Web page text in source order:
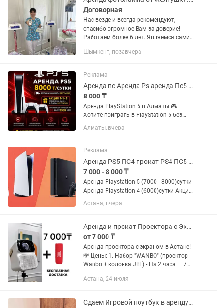
Договорная
Нас везде и всегда рекомендуют,
спасибо огромное Вам за доверие!
Работаем более 6 лет. Являемся сами
образованием! Аренда Кювез люлька
Шымкент, позавчера
Реклама
Аренда пс Аренда Ps аренда Пс5 аренда ps5 аренда ps 5 аренда PlayStation
8 000 ₸
Аренда PlayStation 5 в Алматы 🎮
Хотите поиграть в PlayStation 5 без
покупки консоли? Предлагаем аренду
PS5 с бесплатной доставкой по
PlayStation 5 — 8 000 тг/сутки 🚗...
Алматы, вчера
Реклама
Аренда PS5 ПС4 прокат PS4 ПС5 Playstation на дом
7 000 - 8 000 ₸
Аренда Playstation 5 (7000 - 8000)сутки
Аренда Playstation 4 (6000)сутки Акция
Ps5 2+1 16000 Предоставим любую
игру доступную на консолях, но при
заказывать за один...
Астана, вчера
Аренда и прокат Проектора с Экраном и колонкой | Бесплатная доставка
от 7 000 ₸
Аренда проектора с экраном в Астане!
💸 Цены: 1. Набор "WANBO" (проектор
Wanbo + колонка JBL) - На 2 часа — 7
(с 21:00 до 12:00) — 8 000 тг - На сутки
Астана, 24 июля
Сдаем Игровой ноутбук в аренду Acer Nitro i7/16GB/GTX 1650, прокат ноутов